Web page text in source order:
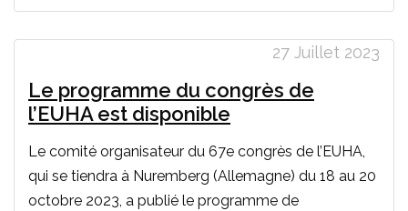
27 Juillet 2023
Le programme du congrès de
l’EUHA est disponible
Le comité organisateur du 67e congrès de l’EUHA,
qui se tiendra à Nuremberg (Allemagne) du 18 au 20
octobre 2023, a publié le programme de